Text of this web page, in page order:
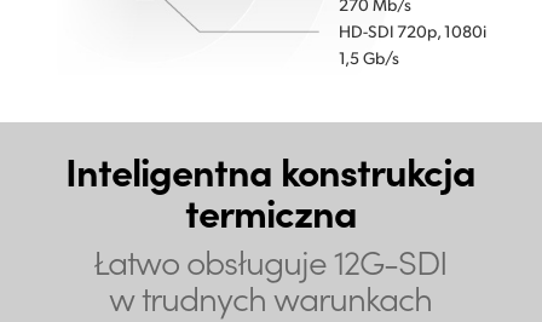
HD-SDI 720p, 1080i
1,5 Gb/s
Inteligentna konstrukcja
termiczna
Łatwo obsługuje12G-SDI
w trudnych warunkach